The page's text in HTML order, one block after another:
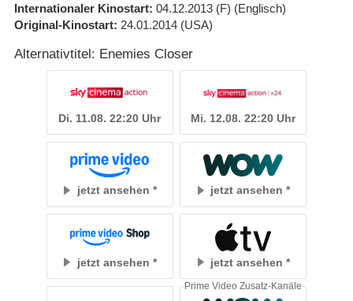
Internationaler Kinostart 04.12.2013 (F) (Englisch)
Original-Kinostart 24.01.2014 (USA)
Alternativtitel: Enemies Closer
Di. 11.08. 22:20 Uhr Mi. 12.08. 22:20 Uhr
jetzt ansehen jetzt ansehen
jetzt ansehen jetzt ansehen
Prime Video Zusatz-Kanäle